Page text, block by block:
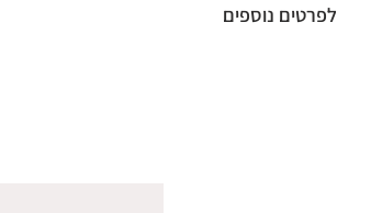
לפרטים נוספים